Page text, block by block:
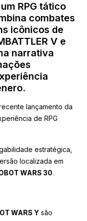
um RPG tático
combates
icônicos de
V e
narrativa
lançamento da
de RPG
estratégica,
localizada em
WARS 30.
WARS Y são